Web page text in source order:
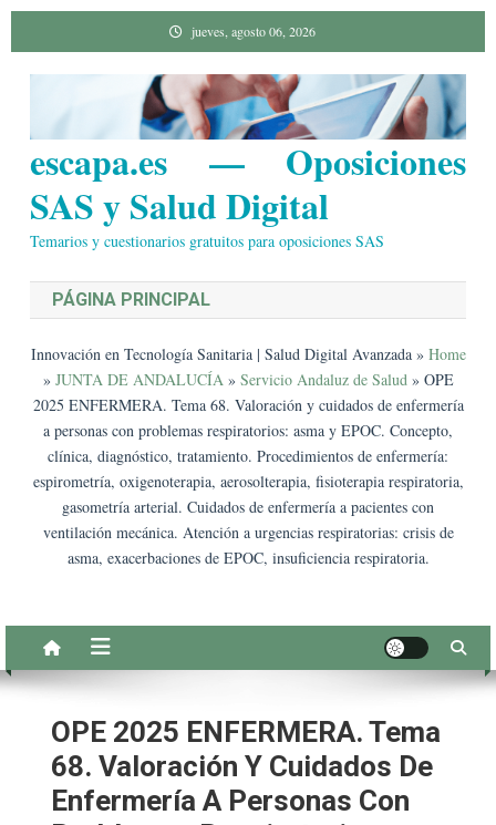
al
contenido
jueves, agosto 06, 2026
escapa.es — Oposiciones
SAS y Salud Digital
Temarios y cuestionarios gratuitos para oposiciones SAS
PÁGINA PRINCIPAL
Innovación en Tecnología Sanitaria | Salud Digital Avanzada » Home
» JUNTA DE ANDALUCÍA » Servicio Andaluz de Salud » OPE
2025 ENFERMERA. Tema 68. Valoración y cuidados de enfermería
a personas con problemas respiratorios: asma y EPOC. Concepto,
clínica, diagnóstico, tratamiento. Procedimientos de enfermería:
espirometría, oxigenoterapia, aerosolterapia, fisioterapia respiratoria,
gasometría arterial. Cuidados de enfermería a pacientes con
ventilación mecánica. Atención a urgencias respiratorias: crisis de
asma, exacerbaciones de EPOC, insuficiencia respiratoria.
OPE 2025 ENFERMERA. Tema
68. Valoración Y Cuidados De
Enfermería A Personas Con